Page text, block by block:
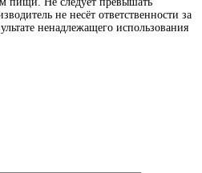
не несёт ответственности за
ненадлежащего использования